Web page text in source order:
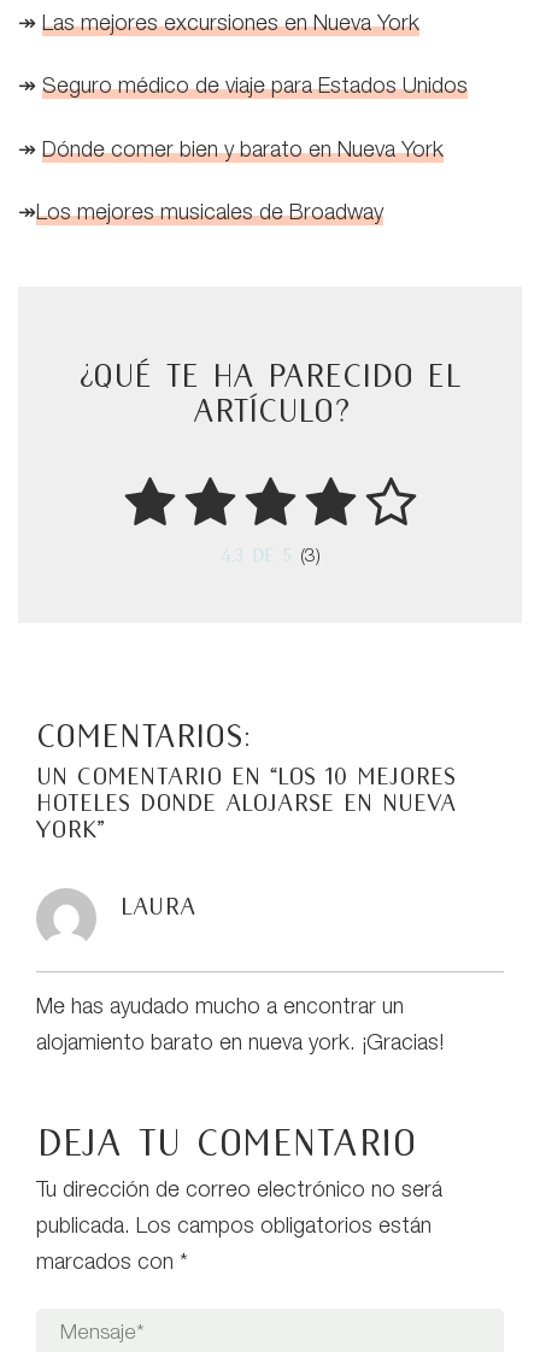
↠ Las mejores excursiones en Nueva York
↠ Seguro médico de viaje para Estados Unidos
↠ Dónde comer bien y barato en Nueva York
↠Los mejores musicales de Broadway
¿Qué te ha parecido el
artículo?
4.3 de 5 (3)
Comentarios:
Un comentario en “Los 10 mejores
hoteles donde alojarse en Nueva
York”
Laura
Me has ayudado mucho a encontrar un
alojamiento barato en nueva york. ¡Gracias!
Deja tu comentario
Tu dirección de correo electrónico no será
publicada. Los campos obligatorios están
marcados con *